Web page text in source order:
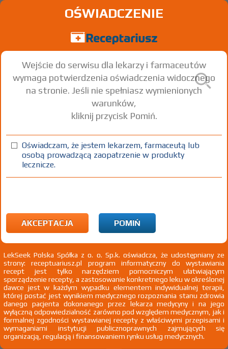
-20 Gastrocaps
Omeprazole
kaps. dojelitowe, twarde 20 mg 28 szt. Doustnie
100%
Wszystkie dawki leku ATC
OŚWIADCZENIE
Wejście do serwisu dla lekarzy i farmaceutów
wymaga potwierdzenia oświadczenia widocznego
na stronie. Jeśli nie spełniasz wymienionych
warunków,
kliknij przycisk Pomiń.
Oświadczam, że jestem lekarzem, farmaceutą lub
osobą prowadzącą zaopatrzenie w produkty
lecznicze.
AKCEPTACJA POMIŃ
LekSeek Polska Spółka z o. o. Sp.k. oświadcza, że udostępniany ze
strony: receptuariusz.pl program informatyczny do wystawiania
recept jest tylko narzędziem pomocniczym ułatwiającym
sporządzenie recepty, a zastosowanie konkretnego leku w określonej
dawce jest w każdym wypadku elementem indywidualnej terapii,
której postać jest wynikiem medycznego rozpoznania stanu zdrowia
danego pacjenta dokonanego przez lekarza medycyny i na jego
wyłączną odpowiedzialność zarówno pod względem medycznym, jak i
formalnej zgodności wystawianej recepty z właściwymi przepisami i
wymaganiami instytucji publicznoprawnych zajmujących się
organizacją, regulacją i finansowaniem rynku usług medycznych.